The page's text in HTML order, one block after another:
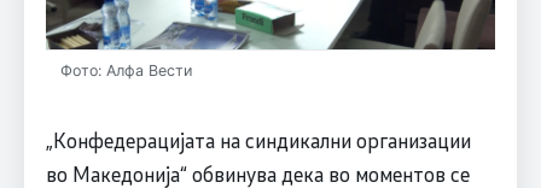
Фото: Алфа Вести
„Конфедерацијата на синдикални организации
во Македонија“ обвинува дека во моментов се